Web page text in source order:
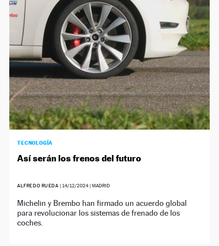
TECNOLOGÍA
Así serán los frenos del futuro
ALFREDO RUEDA | 14/12/2024| MADRID
Michelin y Brembo han firmado un acuerdo global
para revolucionar los sistemas de frenado de los
coches.